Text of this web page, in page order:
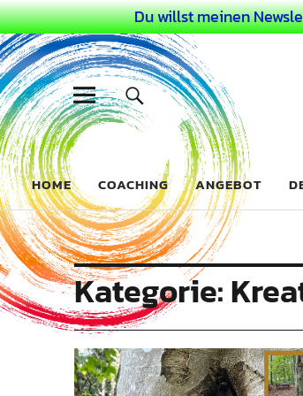
Du willst meinen
Dein
COACHING FÜR DEIN BUNTES LEBEN ALS
HOME COACHING ANGEBOT
Kategorie: